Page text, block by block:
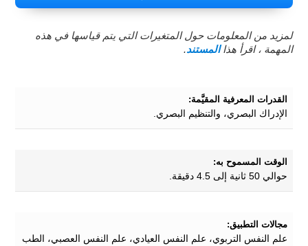
لمزيد من المعلومات حول المتغيرات التي يتم قياسها في هذه
المهمة ، اقرأ هذاالمستند.
القدرات المعرفية المقيَّمة:
الإدراك البصري، والتنظيم البصري.
الوقت المسموح به:
حوالي 50 ثانية إلى 4.5 دقيقة.
مجالات التطبيق:
علم النفس التربوي، علم النفس العيادي، علم النفس العصبي، الطب